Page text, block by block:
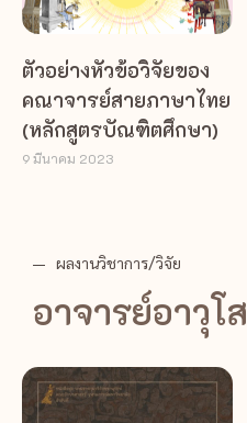
ตัวอย่างหัวข้อวิจัยของ
คณาจารย์สายภาษาไทย
(หลักสูตรบัณฑิตศึกษา)
9 มีนาคม 2023
ผลงานวิชาการ/วิจัย
อาจารย์อาวุโส